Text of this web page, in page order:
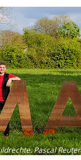
:Pascal Reuter